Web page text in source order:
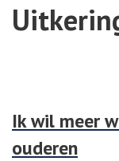
Ik wil meer
ouderen